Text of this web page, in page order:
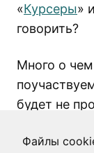
«Курсеры»
говорить?
Много о
будет не
на VC, что-
Файлы